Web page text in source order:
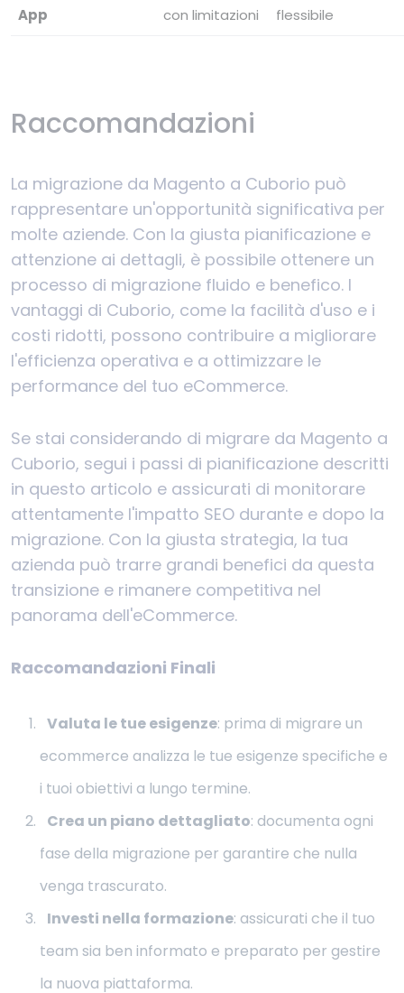
App
con limitazioni
flessibile
Raccomandazioni
La migrazione da Magento a Cuborio può
rappresentare un'opportunità significativa per
molte aziende. Con la giusta pianificazione e
attenzione ai dettagli, è possibile ottenere un
processo di migrazione fluido e benefico. I
vantaggi di Cuborio, come la facilità d'uso e i
costi ridotti, possono contribuire a migliorare
l'efficienza operativa e a ottimizzare le
performance del tuo eCommerce.
Se stai considerando di migrare da Magento a
Cuborio, segui i passi di pianificazione descritti
in questo articolo e assicurati di monitorare
attentamente l'impatto SEO durante e dopo la
migrazione. Con la giusta strategia, la tua
azienda può trarre grandi benefici da questa
transizione e rimanere competitiva nel
panorama dell'eCommerce.
Raccomandazioni Finali
Valuta le tue esigenze: prima di migrare un
ecommerce analizza le tue esigenze specifiche e
i tuoi obiettivi a lungo termine.
Crea un piano dettagliato: documenta ogni
fase della migrazione per garantire che nulla
venga trascurato.
Investi nella formazione: assicurati che il tuo
team sia ben informato e preparato per gestire
la nuova piattaforma.